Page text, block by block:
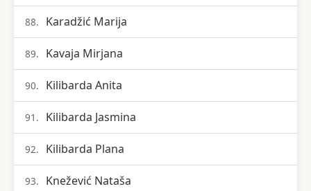
88. Karadžić Marija
89. Kavaja Mirjana
90. Kilibarda Anita
91. Kilibarda Jasmina
92. Kilibarda Plana
93. Knežević Nataša